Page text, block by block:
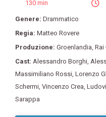
130 min
Genere: Drammatico
Regia: Matteo Rovere
Produzione: Groenlandia, Rai
Cast: Alessandro Borghi,
Massimiliano Rossi, Lorenzo
Schermi, Vincenzo Crea,
Sarappa